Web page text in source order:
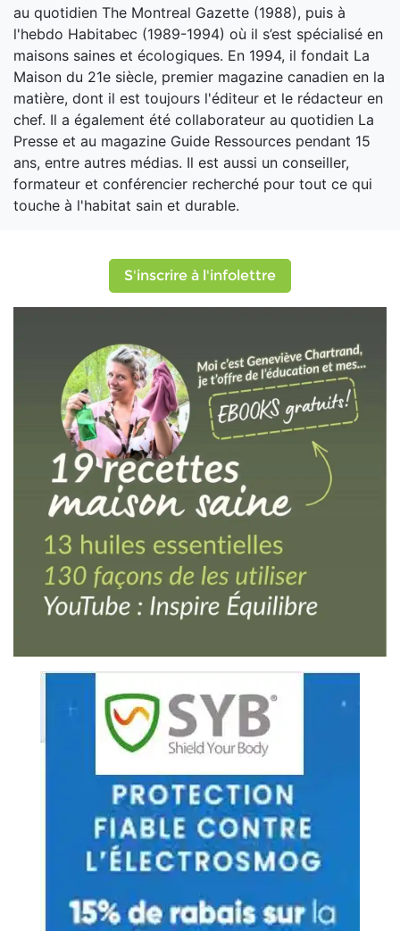
au quotidien The Montreal Gazette (1988), puis à
l'hebdo Habitabec (1989-1994) où il s’est spécialisé en
maisons saines et écologiques. En 1994, il fondait La
Maison du 21e siècle, premier magazine canadien en la
matière, dont il est toujours l'éditeur et le rédacteur en
chef. Il a également été collaborateur au quotidien La
Presse et au magazine Guide Ressources pendant 15
ans, entre autres médias. Il est aussi un conseiller,
formateur et conférencier recherché pour tout ce qui
touche à l'habitat sain et durable.
S'inscrire à l'infolettre